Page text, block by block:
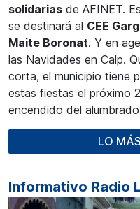
solidarias de AFINET.
se destinará al CEE
Maite Boronat. Y en
las Navidades en Calp.
corta, el municipio tiene
estas fiestas el próximo
encendido del
LO
Informativo Radio